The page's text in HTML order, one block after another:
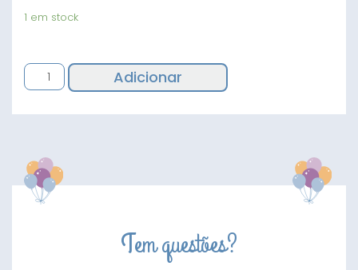
1 em stock
Quantidade
de
22"
Adicionar
Tem questões?